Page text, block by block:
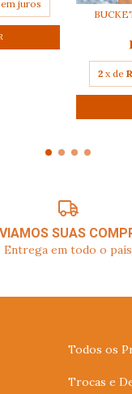
juros
2 x de
SUAS
Entrega em todo o país
Todos os
Trocas e